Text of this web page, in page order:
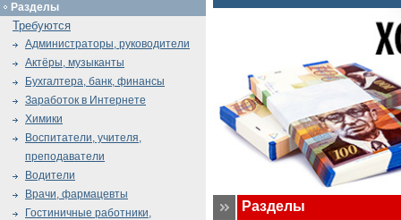
Разделы
Разделы
Требуются
Администраторы, руководители
Актёры, музыканты
Бухгалтера, банк, финансы
Заработок в Интернете
Химики
Воспитатели, учителя,
преподаватели
Водители
Врачи, фармацевты
Гостиничные работники,